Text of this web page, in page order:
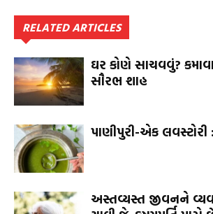
RELATED ARTICLES
ઘર કોણે સાચવવું?
સૌરભ શાહ
પાણીપુરી-એક
અસ્તવ્યસ્ત જીવનને